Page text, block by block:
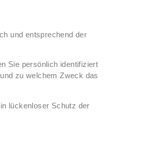
und entsprechend der
Sie persönlich identifiziert
zu welchem Zweck das
lückenloser Schutz der